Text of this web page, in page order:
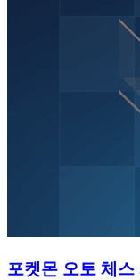
포켓몬 오토 체